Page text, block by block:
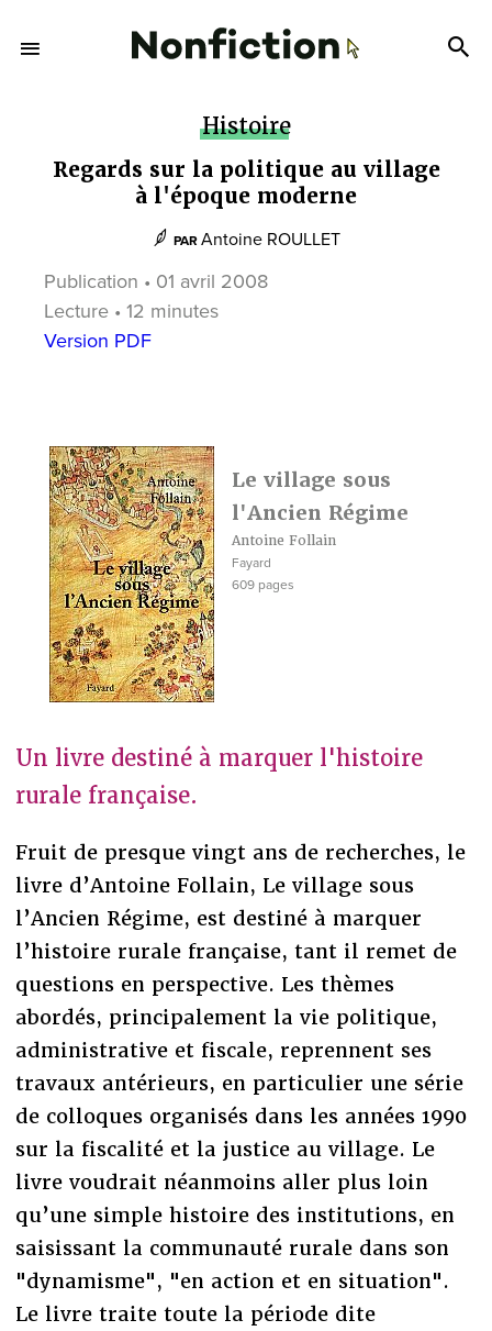
Histoire
Regards sur la politique au village
à l'époque moderne
PAR Antoine ROULLET
Publication • 01 avril 2008
Lecture • 12 minutes
Version PDF
Le village sous
l'Ancien Régime
Antoine Follain
Fayard
609 pages
Un livre destiné à marquer l'histoire
rurale française.
Fruit de presque vingt ans de recherches, le
livre d’Antoine Follain, Le village sous
l’Ancien Régime, est destiné à marquer
l’histoire rurale française, tant il remet de
questions en perspective. Les thèmes
abordés, principalement la vie politique,
administrative et fiscale, reprennent ses
travaux antérieurs, en particulier une série
de colloques organisés dans les années 1990
sur la fiscalité et la justice au village. Le
livre voudrait néanmoins aller plus loin
qu’une simple histoire des institutions, en
saisissant la communauté rurale dans son
"dynamisme", "en action et en situation".
Le livre traite toute la période dite